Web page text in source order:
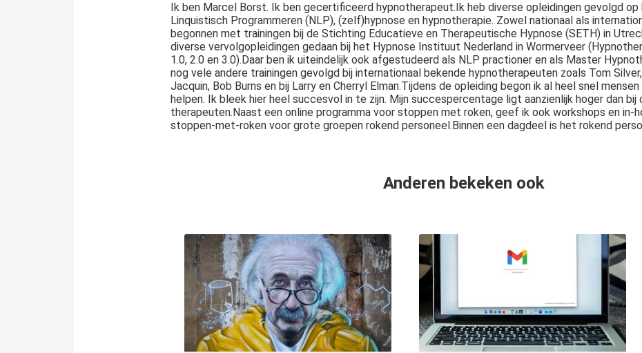
Ik ben Marcel Borst. Ik ben gecertificeerd hypnotherapeut.Ik heb diverse opleidingen gevolgd op
Linquistisch Programmeren (NLP), (zelf)hypnose en hypnotherapie. Zowel nationaal als
begonnen met trainingen bij de Stichting Educatieve en Therapeutische Hypnose (SETH) in
diverse vervolgopleidingen gedaan bij het Hypnose Instituut Nederland in Wormerveer
1.0, 2.0 en 3.0).Daar ben ik uiteindelijk ook afgestudeerd als NLP practioner en als Master
nog vele andere trainingen gevolgd bij internationaal bekende hypnotherapeuten zoals Tom
Jacquin, Bob Burns en bij Larry en Cherryl Elman.Tijdens de opleiding begon ik al heel snel
helpen. Ik bleek hier heel succesvol in te zijn. Mijn succespercentage ligt aanzienlijk hoger dan bij
therapeuten.Naast een online programma voor stoppen met roken, geef ik ook workshops en in-
stoppen-met-roken voor grote groepen rokend personeel.Binnen een dagdeel is het rokend
Anderen bekeken ook